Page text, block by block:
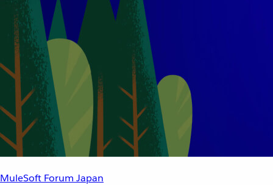
MuleSoft Forum Japan